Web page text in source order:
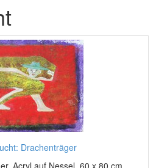
Drachenträger
Acryl auf Nessel, 60 x 80 cm, ...